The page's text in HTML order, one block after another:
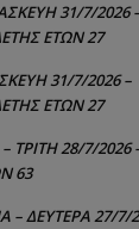
31/7/2026
ΕΤΩΝ 27
31/7/2026 –
ΕΤΩΝ 27
ΤΡΙΤΗ 28/7/2026
63
– ΔΕΥΤΕΡΑ 27/7/